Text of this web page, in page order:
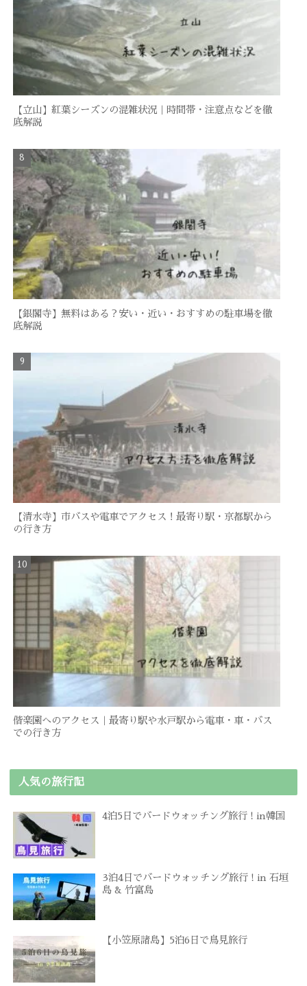
【立山】紅葉シーズンの混雑状況｜時間帯・注意点などを徹
底解説
【銀閣寺】無料はある？安い・近い・おすすめの駐車場を徹
底解説
【清水寺】市バスや電車でアクセス！最寄り駅・京都駅から
の行き方
偕楽園へのアクセス｜最寄り駅や水戸駅から電車・車・バス
での行き方
人気の旅行記
4泊5日でバードウォッチング旅行 ! in韓国
3泊4日でバードウォッチング旅行 ! in 石垣
島 & 竹富島
【小笠原諸島】5泊6日で鳥見旅行